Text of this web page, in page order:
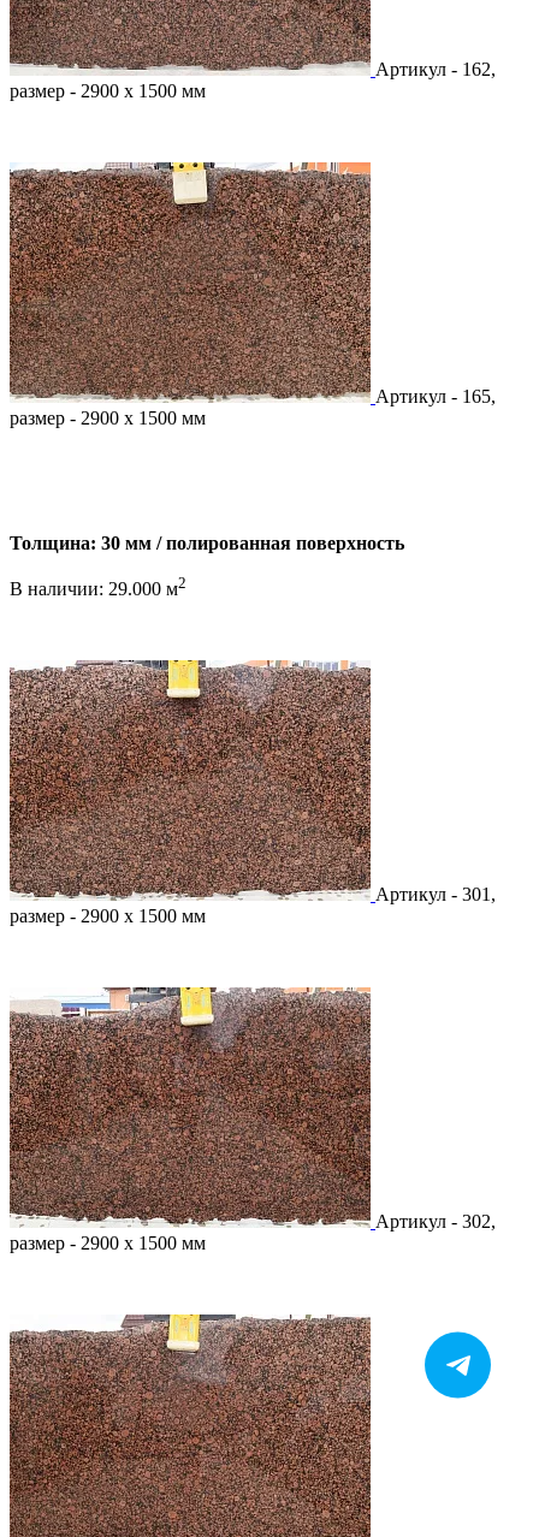
Артикул - 162,
размер - 2900 х 1500 мм
Артикул - 165,
размер - 2900 х 1500 мм
Толщина: 30 мм / полированная поверхность
В наличии: 29.000 м2
Артикул - 301,
размер - 2900 х 1500 мм
Артикул - 302,
размер - 2900 х 1500 мм